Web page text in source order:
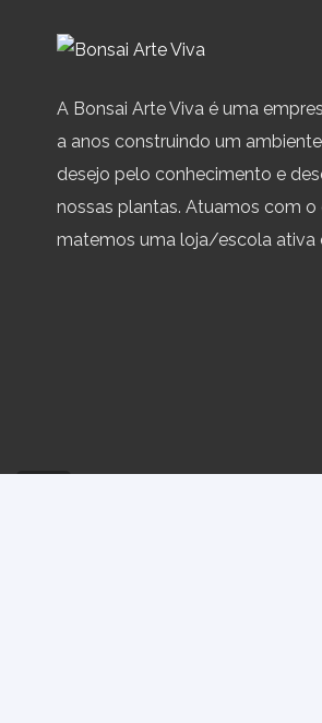
A Bonsai Arte Viva é uma
a anos construindo um
desejo pelo conhecimento e
nossas plantas. Atuamos com
matemos uma loja/escola ativa